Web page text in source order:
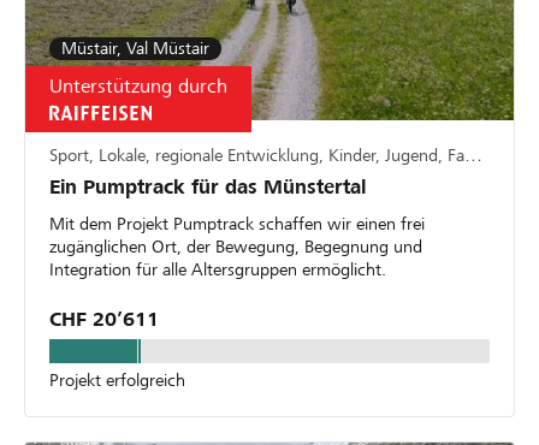
Müstair, Val Müstair
Unterstützung durch
Sport, Lokale, regionale Entwicklung, Kinder, Jugend, Familie
Ein Pumptrack für das Münstertal
Mit dem Projekt Pumptrack schaffen wir einen frei
zugänglichen Ort, der Bewegung, Begegnung und
Integration für alle Altersgruppen ermöglicht.
CHF 20’611
Projekt erfolgreich